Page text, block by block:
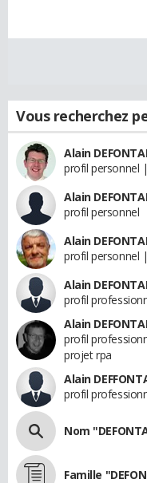
Vous recherchez
Alain
profil personnel
Alain
profil personnel
Alain
profil personnel
Alain
profil
Alain
profil
projet rpa
Alain
profil
Nom
Famille